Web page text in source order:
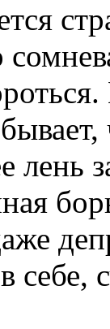
лень
себе,